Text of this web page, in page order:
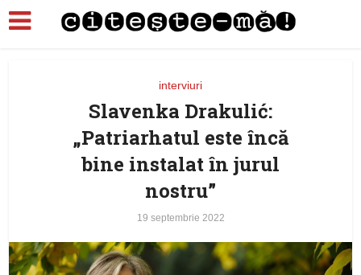
interviuri
Slavenka Drakulić:
„Patriarhatul este încă
bine instalat în jurul
nostru”
19 septembrie 2022